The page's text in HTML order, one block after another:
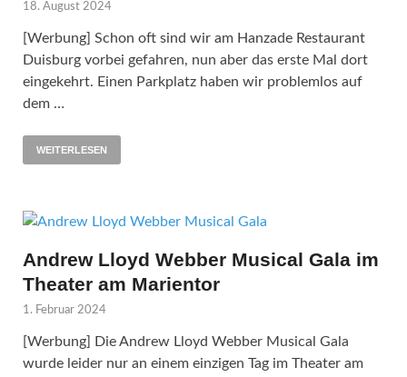
18. August 2024
[Werbung] Schon oft sind wir am Hanzade Restaurant
Duisburg vorbei gefahren, nun aber das erste Mal dort
eingekehrt. Einen Parkplatz haben wir problemlos auf
dem …
WEITERLESEN
Andrew Lloyd Webber Musical Gala im
Theater am Marientor
1. Februar 2024
[Werbung] Die Andrew Lloyd Webber Musical Gala
wurde leider nur an einem einzigen Tag im Theater am